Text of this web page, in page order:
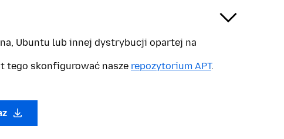
Ubuntu lub innej dystrybucji opartej na
tego skonfigurować nasze repozytorium APT.